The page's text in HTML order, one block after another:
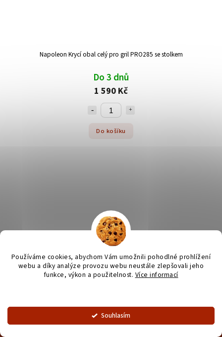
Používáme cookies, abychom Vám umožnili pohodlné prohlížení
webu a díky analýze provozu webu neustále zlepšovali jeho
funkce, výkon a použitelnost. Více informací
Souhlasím
OZNÁMENÍ - od 1.7. otevírací doba prodejny od 9 - 16:30.
Napoleon Krycí obal celý pro gril PRO285 se stolkem
Do 3 dnů
1 590 Kč
Do košíku